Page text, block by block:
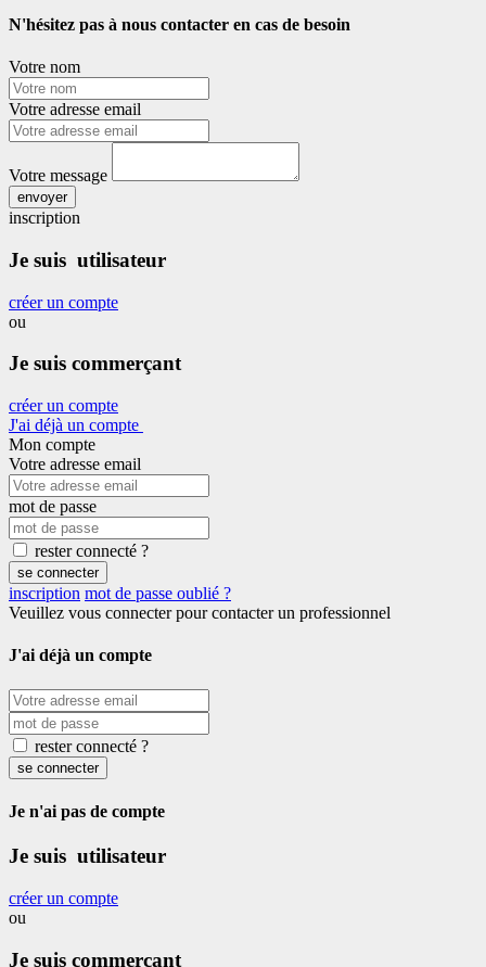
N'hésitez pas à nous contacter en cas de besoin
Votre nom
Votre adresse email
Votre message
envoyer
inscription
Je suis utilisateur
créer un compte
ou
Je suis commerçant
créer un compte
J'ai déjà un compte
Mon compte
Votre adresse email
mot de passe
rester connecté ?
se connecter
inscription mot de passe oublié ?
Veuillez vous connecter pour contacter un professionnel
J'ai déjà un compte
rester connecté ?
se connecter
Je n'ai pas de compte
Je suis utilisateur
créer un compte
ou
Je suis commerçant